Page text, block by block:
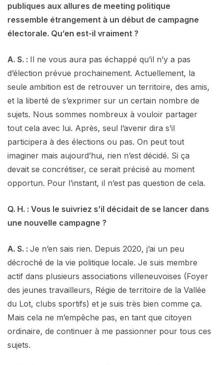
publiques aux allures de meeting politique
ressemble étrangement à un début de campagne
électorale. Qu’en est-il vraiment ?
A. S. : Il ne vous aura pas échappé qu’il n’y a pas
d’élection prévue prochainement. Actuellement, la
seule ambition est de retrouver un territoire, des amis,
et la liberté de s’exprimer sur un certain nombre de
sujets. Nous sommes nombreux à vouloir partager
tout cela avec lui. Après, seul l’avenir dira s’il
participera à des élections ou pas. On peut tout
imaginer mais aujourd’hui, rien n’est décidé. Si ça
devait se concrétiser, ce serait précisé au moment
opportun. Pour l’instant, il n’est pas question de cela.
Q. H. : Vous le suivriez s’il décidait de se lancer dans
une nouvelle campagne ?
A. S. : Je n’en sais rien. Depuis 2020, j’ai un peu
décroché de la vie politique locale. Je suis membre
actif dans plusieurs associations villeneuvoises (Foyer
des jeunes travailleurs, Régie de territoire de la Vallée
du Lot, clubs sportifs) et je suis très bien comme ça.
Mais cela ne m’empêche pas, en tant que citoyen
ordinaire, de continuer à me passionner pour tous ces
sujets.